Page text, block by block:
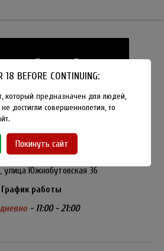
8-915-450-21-92
магазин Method Vapeshop
улица Южнобутовская 36
График работы
- 11:00 - 21:00
BEFORE CONTINUING:
который предназначен для людей,
достигли совершеннолетия, то
Покинуть сайт